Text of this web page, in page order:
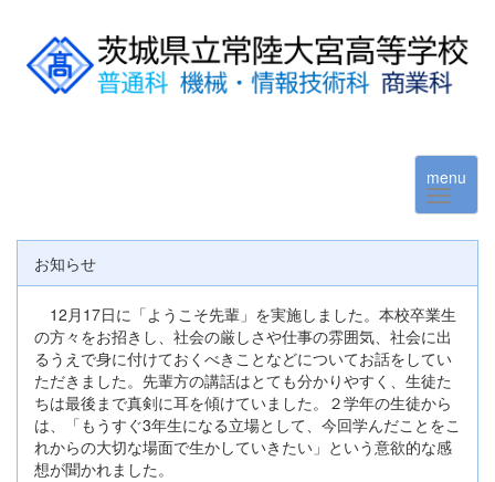
menu
お知らせ
12月17日に「ようこそ先輩」を実施しました。本校卒業生
の方々をお招きし、社会の厳しさや仕事の雰囲気、社会に出
るうえで身に付けておくべきことなどについてお話をしてい
ただきました。先輩方の講話はとても分かりやすく、生徒た
ちは最後まで真剣に耳を傾けていました。２学年の生徒から
は、「もうすぐ3年生になる立場として、今回学んだことをこ
れからの大切な場面で生かしていきたい」という意欲的な感
想が聞かれました。